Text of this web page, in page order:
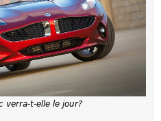
verra-t-elle le jour?